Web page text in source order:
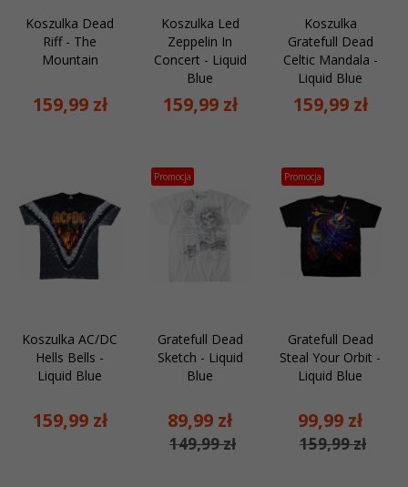
Koszulka Dead
Riff - The
Mountain
159,99 zł
Koszulka Led
Zeppelin In
Concert - Liquid
Blue
159,99 zł
Koszulka
Gratefull Dead
Celtic Mandala -
Liquid Blue
159,99 zł
Koszulka AC/DC
Hells Bells -
Liquid Blue
159,99 zł
Promocja
Gratefull Dead
Sketch - Liquid
Blue
89,99 zł
149,99 zł
Promocja
Gratefull Dead
Steal Your Orbit -
Liquid Blue
99,99 zł
159,99 zł